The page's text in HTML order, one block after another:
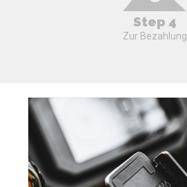
Step 4
Zur Bezahlung